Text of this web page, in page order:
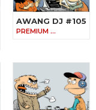
AWANG DJ #105
PREMIUM …